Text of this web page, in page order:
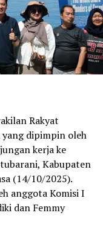
Rakyat
yang dipimpin oleh
kerja ke
Kabupaten
(14/10/2025).
anggota Komisi I
dan Femmy